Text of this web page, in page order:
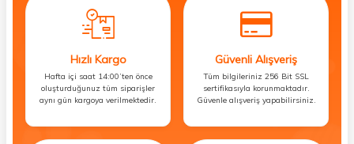
Hızlı Kargo
Hafta içi saat 14:00’ten önce
oluşturduğunuz tüm siparişler
aynı gün kargoya verilmektedir.
Güvenli Alışveriş
Tüm bilgileriniz 256 Bit SSL
sertifikasıyla korunmaktadır.
Güvenle alışveriş yapabilirsiniz.